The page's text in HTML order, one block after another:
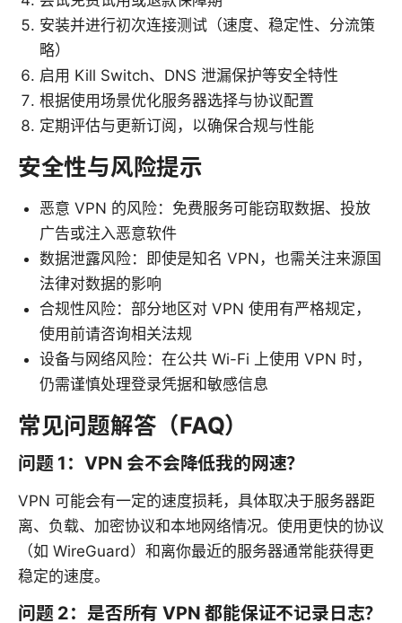
安装并进行初次连接测试（速度、稳定性、分流策
略）
启用 Kill Switch、DNS 泄漏保护等安全特性
根据使用场景优化服务器选择与协议配置
定期评估与更新订阅，以确保合规与性能
安全性与风险提示
恶意 VPN 的风险：免费服务可能窃取数据、投放
广告或注入恶意软件
数据泄露风险：即使是知名 VPN，也需关注来源国
法律对数据的影响
合规性风险：部分地区对 VPN 使用有严格规定，
使用前请咨询相关法规
设备与网络风险：在公共 Wi-Fi 上使用 VPN 时，
仍需谨慎处理登录凭据和敏感信息
常见问题解答（FAQ）
问题 1：VPN 会不会降低我的网速？
VPN 可能会有一定的速度损耗，具体取决于服务器距
离、负载、加密协议和本地网络情况。使用更快的协议
（如 WireGuard）和离你最近的服务器通常能获得更
稳定的速度。
问题 2：是否所有 VPN 都能保证不记录日志？